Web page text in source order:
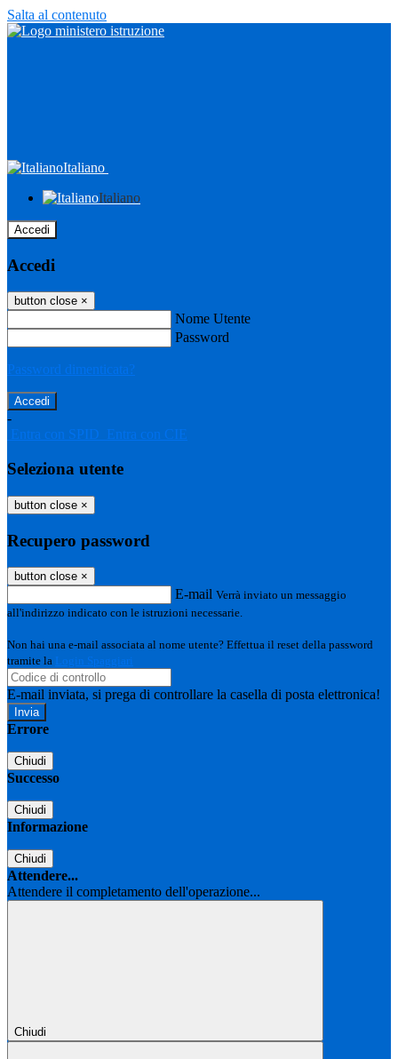
Salta al contenuto
Italiano
Italiano
Accedi
Accedi
button close ×
Nome Utente
Password
Password dimenticata?
-
Entra con SPID
Entra con CIE
Seleziona utente
button close ×
Recupero password
button close ×
E-mail Verrà inviato un messaggio
all'indirizzo indicato con le istruzioni necessarie.
Non hai una e-mail associata al nome utente? Effettua il reset della password
tramite la Login Spaggiari
E-mail inviata, si prega di controllare la casella di posta elettronica!
Errore
Chiudi
Successo
Chiudi
Informazione
Chiudi
Attendere...
Attendere il completamento dell'operazione...
Chiudi